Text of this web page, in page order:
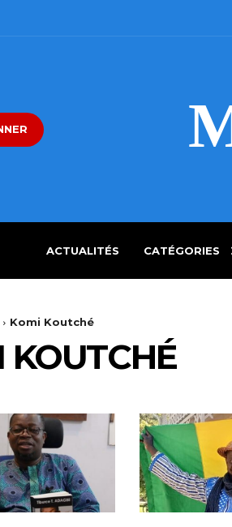
ACTUALITÉS CATÉGORIES
Komi Koutché
KOUTCHÉ